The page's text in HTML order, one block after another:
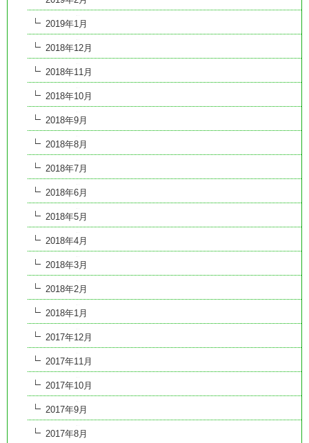
2019年1月
2018年12月
2018年11月
2018年10月
2018年9月
2018年8月
2018年7月
2018年6月
2018年5月
2018年4月
2018年3月
2018年2月
2018年1月
2017年12月
2017年11月
2017年10月
2017年9月
2017年8月